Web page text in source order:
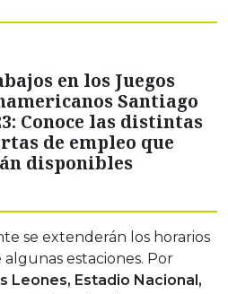
en los Juegos
Santiago
Conoce las distintas
de empleo que
disponibles
se extenderán los horarios
estaciones. Por
Leones, Estadio Nacional,